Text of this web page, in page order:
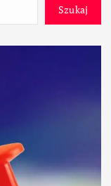
Szukaj